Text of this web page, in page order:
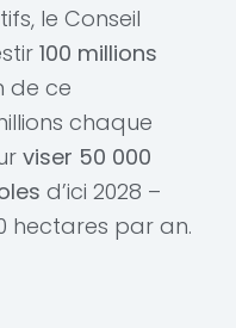
le Conseil
100 millions
de ce
chaque
viser 50 000
d’ici 2028 –
hectares par an.